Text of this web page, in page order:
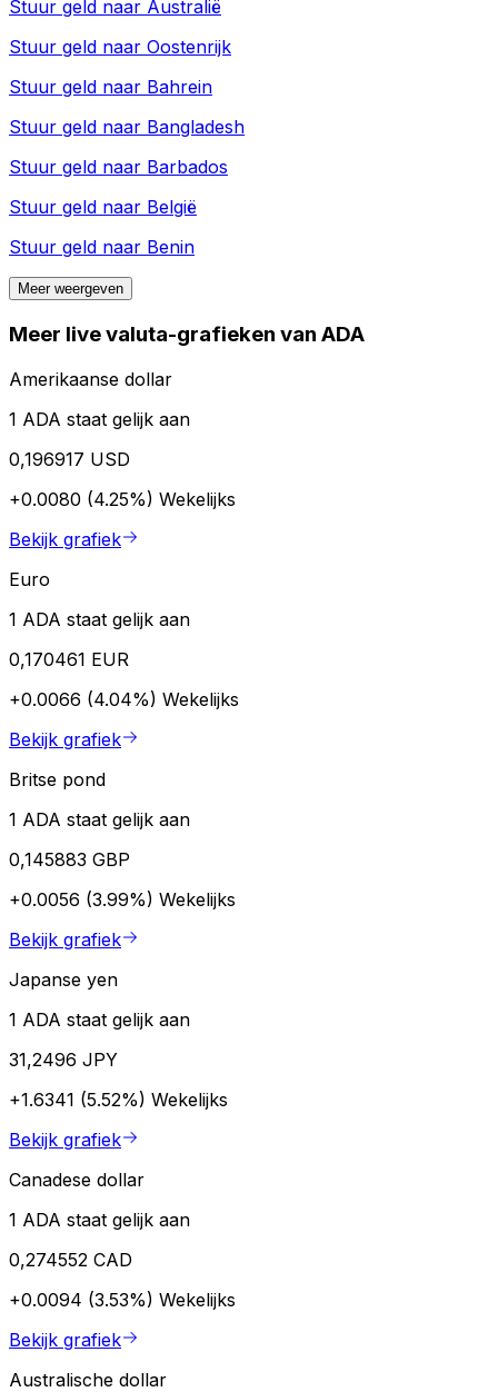
Stuur geld naar Australië
Stuur geld naar Oostenrijk
Stuur geld naar Bahrein
Stuur geld naar Bangladesh
Stuur geld naar Barbados
Stuur geld naar België
Stuur geld naar Benin
Meer weergeven
Meer live valuta-grafieken van ADA
Amerikaanse dollar
1 ADA staat gelijk aan
0,196917 USD
+0.0080 (4.25%) Wekelijks
Bekijk grafiek
Euro
1 ADA staat gelijk aan
0,170461 EUR
+0.0066 (4.04%) Wekelijks
Bekijk grafiek
Britse pond
1 ADA staat gelijk aan
0,145883 GBP
+0.0056 (3.99%) Wekelijks
Bekijk grafiek
Japanse yen
1 ADA staat gelijk aan
31,2496 JPY
+1.6341 (5.52%) Wekelijks
Bekijk grafiek
Canadese dollar
1 ADA staat gelijk aan
0,274552 CAD
+0.0094 (3.53%) Wekelijks
Bekijk grafiek
Australische dollar